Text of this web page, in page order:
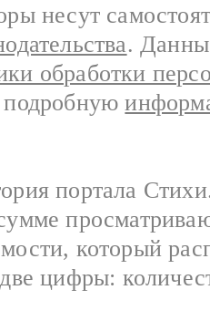
несут
.
обработки
подробную
портала
который
цифры: